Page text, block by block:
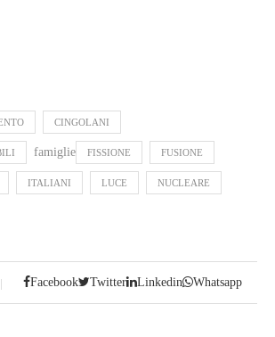
CINGOLANI
famiglie FISSIONE FUSIONE
ITALIANI LUCE NUCLEARE
Facebook Twitter Linkedin Whatsapp